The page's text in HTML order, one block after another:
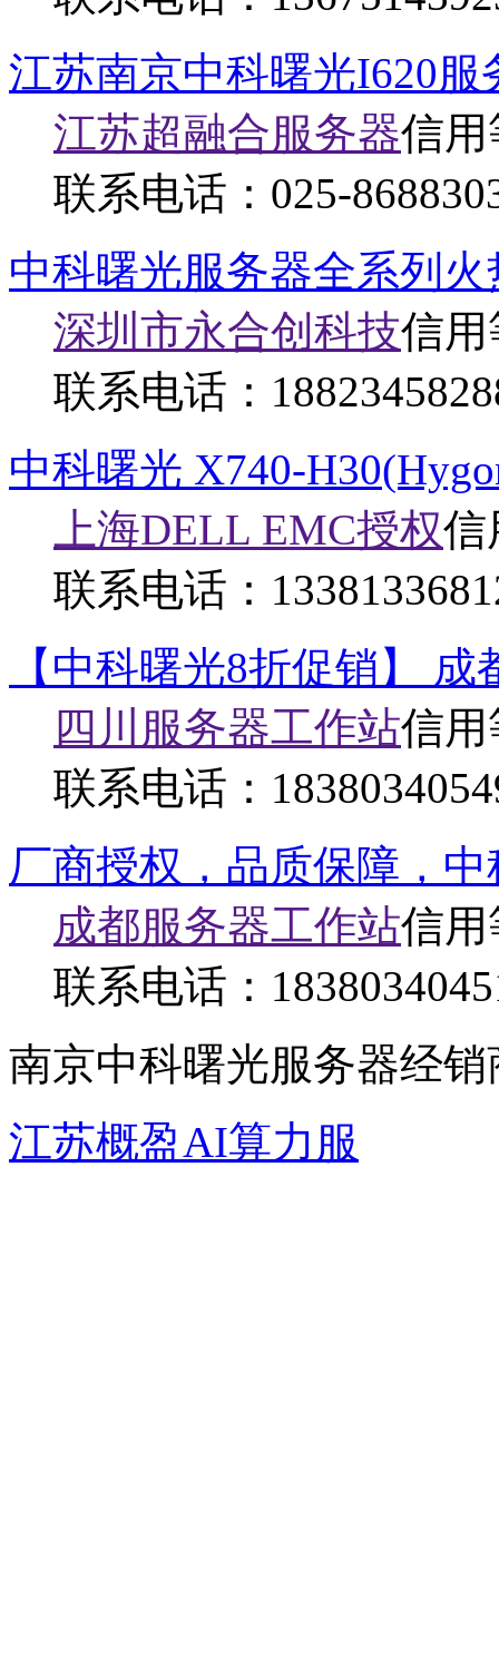
江苏南京中科曙光I620服
江苏超融合服务器信用
联系电话： 025-
中科曙光服务器全系列
深圳市永合创科技信用
联系电话：
中科曙光 X740-
上海DELL EMC授权信
联系电话：
【中科曙光8折促销】
四川服务器工作站信用
联系电话：
厂商授权，品质保障，
成都服务器工作站信用
联系电话：
南京中科曙光服务器经销
江苏概盈AI算力服